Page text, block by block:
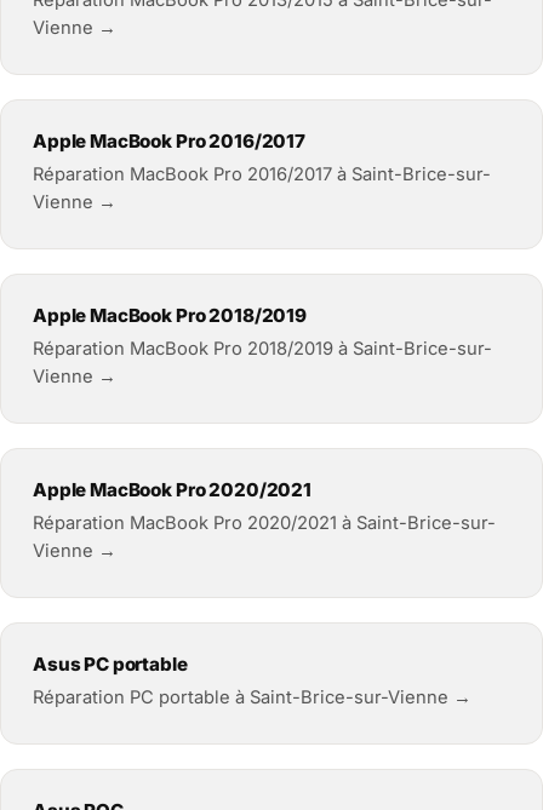
Vienne →
Apple MacBook Pro 2016/2017
Réparation MacBook Pro 2016/2017 à Saint-Brice-sur-
Vienne →
Apple MacBook Pro 2018/2019
Réparation MacBook Pro 2018/2019 à Saint-Brice-sur-
Vienne →
Apple MacBook Pro 2020/2021
Réparation MacBook Pro 2020/2021 à Saint-Brice-sur-
Vienne →
Asus PC portable
Réparation PC portable à Saint-Brice-sur-Vienne →